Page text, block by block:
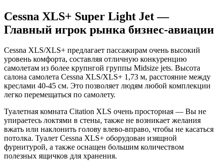
Cessna XLS+ Super Light Jet —
Главный игрок рынка бизнес-авиации
Cessna XLS/XLS+ предлагает пассажирам очень высокий
уровень комфорта, составляя отличную конкуренцию
самолетам из более крупнгой группы Midsize jets. Высота
салона самолета Cessna XLS/XLS+ 1,73 м, расстояние между
креслами 40-45 см. Это позволяет людям любой комплекции
легко перемещаться по самолету.
Туалетная комната Citation XLS очень просторная — Вы не
упираетесь локтями в стены, также не возникает желания
вжать или наклонить голову влево-вправо, чтобы не касаться
потолка. Туалет Cessna XLS+ оборудован изящной
фурнитурой, а также оснащен большим количеством
полезных ящичков для хранения.